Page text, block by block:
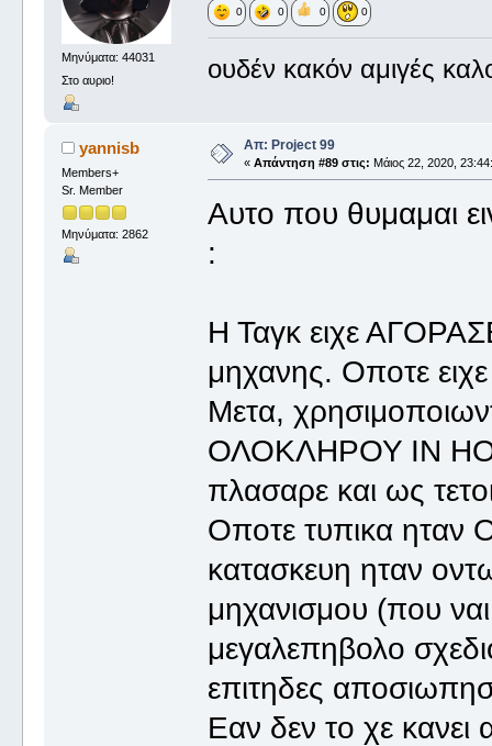
Μηνύματα: 44031
Στο αυριο!
0 0 0 0
ουδέν κακόν αμιγές
yannisb
Members+
Sr. Member
Μηνύματα: 2862
Απ: Project 99
« Απάντηση #89 στις: Μάιος 22, 2020,
Αυτο που θυμαμαι
:
Η Ταγκ ειχε
μηχανης. Οποτε
Μετα,
ΟΛΟΚΛΗΡΟΥ IN
πλασαρε και ως
Οποτε τυπικα ηταν
κατασκευη ηταν
μηχανισμου (που
μεγαλεπηβολο
επιτηδες
Εαν δεν το χε κανει